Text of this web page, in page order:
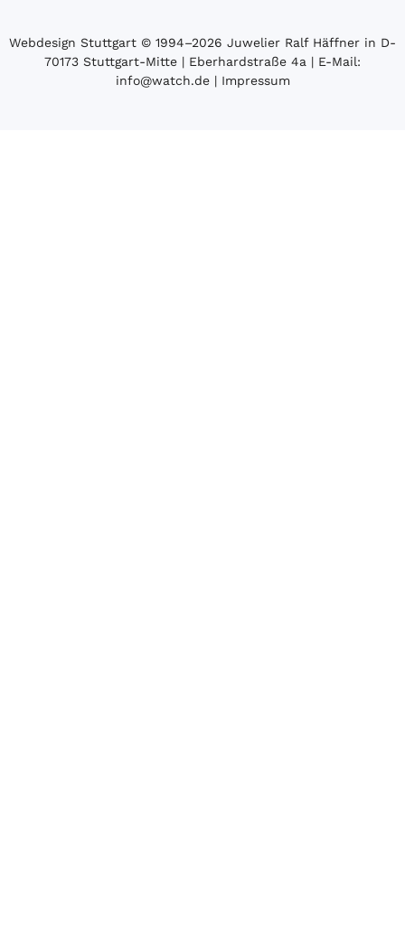
Webdesign Stuttgart © 1994­–2026 Juwelier Ralf Häffner in D-
70173 Stuttgart-Mitte | Eberhardstraße 4a | E-Mail:
info@watch.de|Impressum